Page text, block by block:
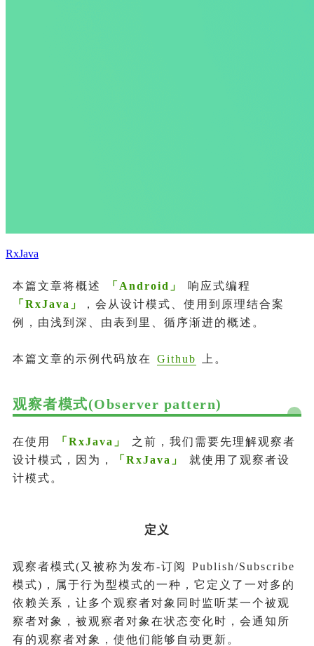
RxJava
本篇文章将概述 「 Android 」
响应式编程
「 RxJava 」
，会从设计模式、使用到原理结合案
例，由浅到深、由表到里、循序渐进的概述。
本篇文章的示例代码放在 Github 上。
观察者模式(Observer pattern)
在使用 「 RxJava 」
之前，我们需要先理解观察者
设计模式，因为，
「 RxJava 」
就使用了观察者设
计模式。
定义
观察者模式(又被称为发布-订阅 Publish/Subscribe
模式)，属于行为型模式的一种，它定义了一对多的
依赖关系，让多个观察者对象同时监听某一个被观
察者对象，被观察者对象在状态变化时，会通知所
有的观察者对象，使他们能够自动更新。